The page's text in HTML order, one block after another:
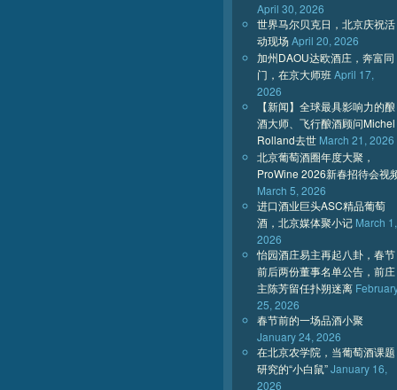
April 30, 2026
世界马尔贝克日，北京庆祝活
动现场April 20, 2026
加州DAOU达欧酒庄，奔富同
门，在京大师班 April 17,
2026
【新闻】全球最具影响力的酿
酒大师、飞行酿酒顾问Michel
Rolland去世 March 21, 2026
北京葡萄酒圈年度大聚，
ProWine 2026新春招待会视
March 5, 2026
进口酒业巨头ASC精品葡萄
酒，北京媒体聚小记 March 1,
2026
怡园酒庄易主再起八卦，春节
前后两份董事名单公告，前庄
主陈芳留任扑朔迷离
25, 2026
春节前的一场品酒小聚
January 24, 2026
在北京农学院，当葡萄酒课题
研究的“小白鼠”January 16,
2026